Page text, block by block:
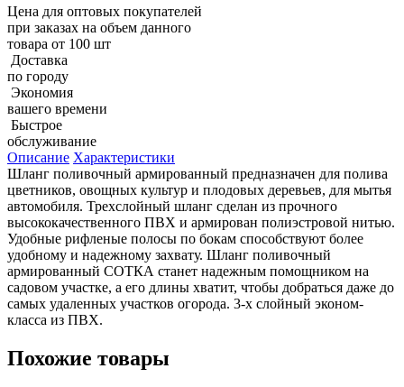
Цена для оптовых покупателей
при заказах на объем данного
товара от 100 шт
Доставка
по городу
Экономия
вашего времени
Быстрое
обслуживание
Описание Характеристики
Шланг поливочный армированный предназначен для полива
цветников, овощных культур и плодовых деревьев, для мытья
автомобиля. Трехслойный шланг сделан из прочного
высококачественного ПВХ и армирован полиэстровой нитью.
Удобные рифленые полосы по бокам способствуют более
удобному и надежному захвату. Шланг поливочный
армированный СОТКА станет надежным помощником на
садовом участке, а его длины хватит, чтобы добраться даже до
самых удаленных участков огорода. 3-х слойный эконом-
класса из ПВХ.
Похожие товары